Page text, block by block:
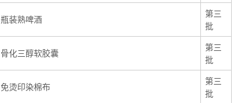
瓶装熟啤酒
第三
批
骨化三醇软胶囊
第三
批
免烫印染棉布
第三
批